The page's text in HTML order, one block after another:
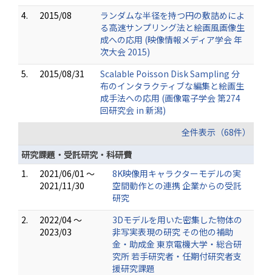
4.
2015/08
ランダムな半径を持つ円の敷詰めによ
る高速サンプリング法と絵画風画像生
成への応用 (映像情報メディア学会 年
次大会 2015)
5.
2015/08/31
Scalable Poisson Disk Sampling 分
布のインタラクティブな編集と絵画生
成手法への応用 (画像電子学会 第274
回研究会 in 新潟)
全件表示（68件）
研究課題・受託研究・科研費
1.
2021/06/01 ～
2021/11/30
8K映像用キャラクターモデルの実
空間動作との連携 企業からの受託
研究
2.
2022/04 ～
2023/03
3Dモデルを用いた密集した物体の
非写実表現の研究 その他の補助
金・助成金 東京電機大学・総合研
究所 若手研究者・任期付研究者支
援研究課題